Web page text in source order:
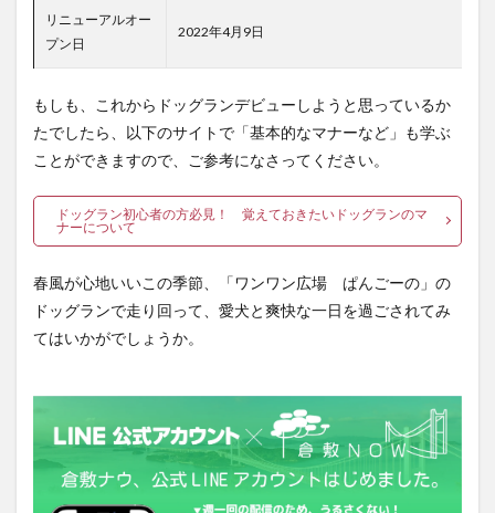
リニューアルオー
プン日
2022年4月9日
もしも、これからドッグランデビューしようと思っているか
たでしたら、以下のサイトで「基本的なマナーなど」も学ぶ
ことができますので、ご参考になさってください。
ドッグラン初心者の方必見！ 覚えておきたいドッグランのマ
ナーについて
春風が心地いいこの季節、「ワンワン広場 ぱんごーの」の
ドッグランで走り回って、愛犬と爽快な一日を過ごされてみ
てはいかがでしょうか。